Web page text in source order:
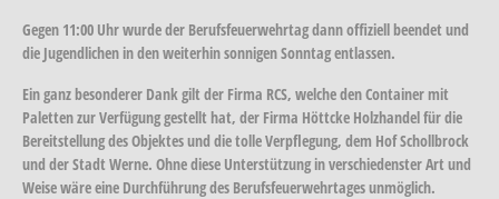
Gegen 11:00 Uhr wurde der Berufsfeuerwehrtag dann offiziell beendet und
die Jugendlichen in den weiterhin sonnigen Sonntag entlassen.
Ein ganz besonderer Dank gilt der Firma RCS, welche den Container mit
Paletten zur Verfügung gestellt hat, der Firma Höttcke Holzhandel für die
Bereitstellung des Objektes und die tolle Verpflegung, dem Hof Schollbrock
und der Stadt Werne. Ohne diese Unterstützung in verschiedenster Art und
Weise wäre eine Durchführung des Berufsfeuerwehrtages unmöglich.